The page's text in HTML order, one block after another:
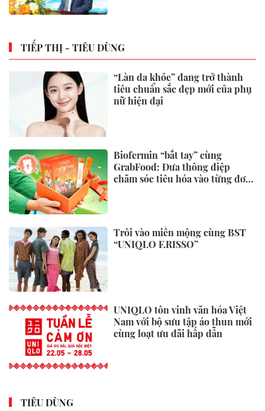
TIẾP THỊ - TIÊU DÙNG
“Làn da khỏe” đang trở thành
tiêu chuẩn sắc đẹp mới của phụ
nữ hiện đại
Biofermin “bắt tay” cùng
GrabFood: Đưa thông điệp
chăm sóc tiêu hóa vào từng đơn
Trôi vào miền mộng cùng BST
“UNIQLO F.RISSO”
UNIQLO tôn vinh văn hóa Việt
Nam với bộ sưu tập áo thun mới
cùng loạt ưu đãi hấp dẫn
TIÊU DÙNG